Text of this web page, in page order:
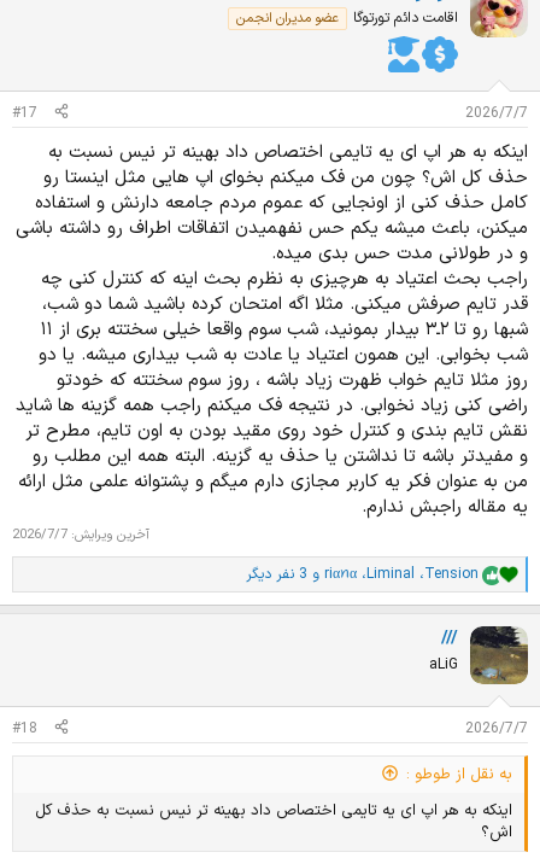
ا
ز
:
اقامت دائم تورتوگا عضو مدیران انجمن
2026/7/7
#17
اینکه به هر اپ ای یه تایمی اختصاص داد بهینه تر نیس نسبت به
حذف کل اش؟ چون من فک میکنم بخوای اپ هایی مثل اینستا رو
کامل حذف کنی از اونجایی که عموم مردم جامعه دارنش و استفاده
میکنن، باعث میشه یکم حس نفهمیدن اتفاقات اطراف رو داشته باشی
و در طولانی مدت حس بدی میده.
راجب بحث اعتیاد به هرچیزی به نظرم بحث اینه که کنترل کنی چه
قدر تایم صرفش میکنی. مثلا اگه امتحان کرده باشید شما دو شب،
شبها رو تا ۲ـ۳ بیدار بمونید، شب سوم واقعا خیلی سختته بری از ۱۱
شب بخوابی. این همون اعتیاد یا عادت به شب بیداری میشه. یا دو
روز مثلا تایم خواب ظهرت زیاد باشه ، روز سوم سختته که خودتو
راضی کنی زیاد نخوابی. در نتیجه فک میکنم راجب همه گزینه ها شاید
نقش تایم بندی و کنترل خود روی مقید بودن به اون تایم، مطرح تر
و مفیدتر باشه تا نداشتن یا حذف یه گزینه. البته همه این مطلب رو
من به عنوان فکر یه کاربر مجازی دارم میگم و پشتوانه علمی مثل ارائه
یه مقاله راجبش ندارم.
آخرین ویرایش: 2026/7/7
ا
م
ت
ی
ا
ز
ت
:
Tension، Liminal، riαꪀα و 3 نفر دیگر
///
aLiG
2026/7/7
#18
به نقل از طوطو :
اینکه به هر اپ ای یه تایمی اختصاص داد بهینه تر نیس نسبت به حذف کل
اش؟